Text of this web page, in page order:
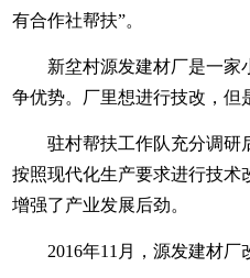
有合作社帮扶”。
新坌村源发建材厂是一家
争优势。厂里想进行技改，但
驻村帮扶工作队充分调研
按照现代化生产要求进行技术
增强了产业发展后劲。
2016年11月，源发建材厂